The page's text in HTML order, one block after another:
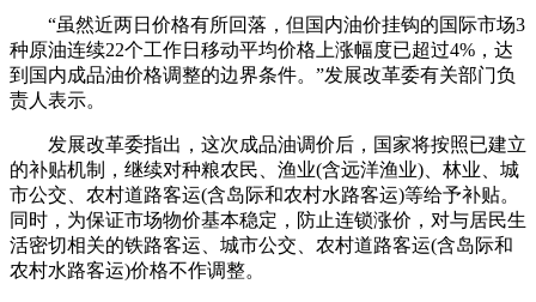
“虽然近两日价格有所回落，但国内油价挂钩的国际市场3
种原油连续22个工作日移动平均价格上涨幅度已超过4%，达
到国内成品油价格调整的边界条件。”发展改革委有关部门负
责人表示。
发展改革委指出，这次成品油调价后，国家将按照已建立
的补贴机制，继续对种粮农民、渔业(含远洋渔业)、林业、城
市公交、农村道路客运(含岛际和农村水路客运)等给予补贴。
同时，为保证市场物价基本稳定，防止连锁涨价，对与居民生
活密切相关的铁路客运、城市公交、农村道路客运(含岛际和
农村水路客运)价格不作调整。